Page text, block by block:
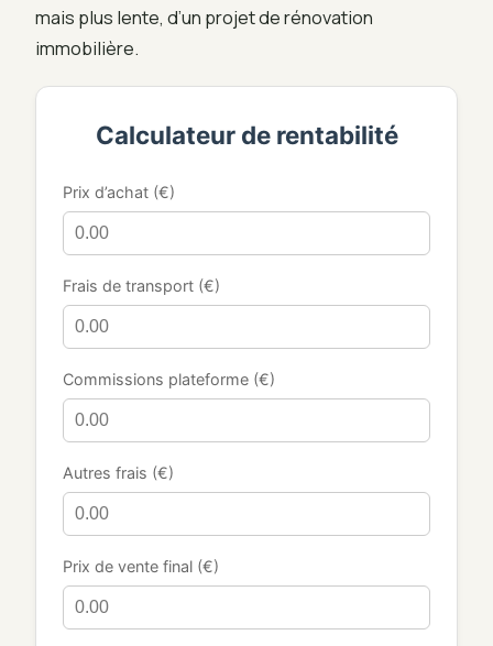
mais plus lente, d’un projet de rénovation
immobilière.
Calculateur de rentabilité
Prix d’achat (€)
Frais de transport (€)
Commissions plateforme (€)
Autres frais (€)
Prix de vente final (€)